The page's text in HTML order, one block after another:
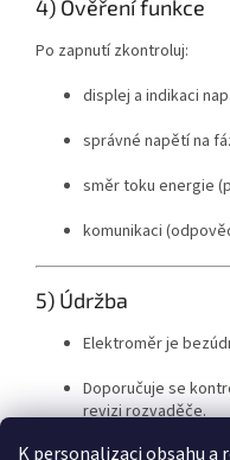
K personalizaci obsahu
4) Ověření funkce
Po zapnutí zkontroluj:
displej a indikaci
správné napětí na
směr toku energie
komunikaci
5) Údržba
Elektroměr je
Doporučuje se
revizi rozvaděče.